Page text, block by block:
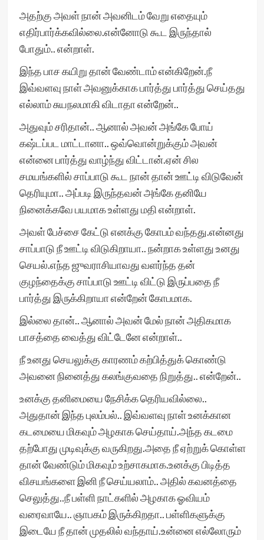
அதற்கு அவள் நான் அவனிடம் வேறு எதையும்
எதிர்பார்க்கவில்லை.என்னோடு கூட இருந்தால்
போதும்.. என்றாள்.
இந்த பாச கயிறு தான் வேண்டாம் என்கிறேன்.நீ
இவ்வளவு நாள் அவனுக்காக பார்த்து பார்த்து செய்தது
எல்லாம் சுயநலமாகி விடாதா என்றேன்..
அதுவும் சரிதான்.. ஆனால் அவன் அங்கே போய்
கஷ்டப்பட மாட்டானா.. ஒவ்வொன்றுக்கும் அவன்
என்னை பார்த்து வாழ்ந்து விட்டான்.ஏன் சில
சமயங்களில் சாப்பாடு கூட நான் தான் ஊட்டி விடுவேன்
தெரியுமா.. அப்படி இருந்தவன் அங்கே தனியே
நினைக்கவே பயமாக உள்ளது மதி என்றாள்.
அவள் பேச்சை கேட்டு எனக்கு கோபம் வந்தது.என்னது
சாப்பாடு நீ ஊட்டி விடுகிறாயா.. நன்றாக உள்ளது உனது
செயல்.எந்த ஜுவராசியாவது வளர்ந்த தன்
குழந்தைக்கு சாப்பாடு ஊட்டி விட்டு இருப்பதை நீ
பார்த்து இருக்கிறாயா என்றேன் கோபமாக.
இல்லை தான்.. ஆனால் அவன் மேல் நான் அதிகமாக
பாசத்தை வைத்து விட்டேனே என்றாள்..
நீ உனது செயலுக்கு காரணம் கற்பித்துக் கொண்டு
அவனை நினைத்து கலங்குவதை நிறுத்து.. என்றேன்..
உனக்கு தனிமையை நேசிக்க தெரியவில்லை..
அதுதான் இந்த புலம்பல்.. இவ்வளவு நாள் உனக்கான
கடமையை மிகவும் அழகாக செய்தாய்.அந்த கடமை
தற்போது முடிவுக்கு வருகிறது.அதை நீ ஏற்றுக் கொள்ள
தான் வேண்டும் மிகவும் உற்சாகமாக.உனக்கு பிடித்த
விசயங்களை இனி நீ செய்யலாம்.. அதில் கவனத்தை
செலுத்து..நீ பள்ளி நாட்களில் அழகாக ஓவியம்
வரைவாயே.. ஞாபகம் இருக்கிறதா.. பள்ளிகளுக்கு
இடையே நீ தான் முதலில் வந்தாய்.உன்னை எல்லோரும்